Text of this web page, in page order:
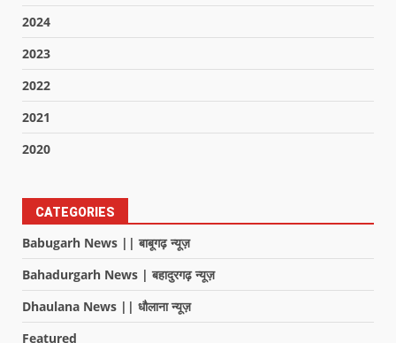
2024
2023
2022
2021
2020
CATEGORIES
Babugarh News || बाबूगढ़ न्यूज़
Bahadurgarh News | बहादुरगढ़ न्यूज़
Dhaulana News || धौलाना न्यूज़
Featured